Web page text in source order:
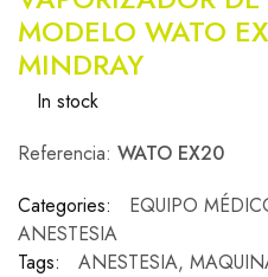
MODELO WATO
MINDRAY
In stock
Referencia: WATO EX20
Categories:
EQUIPO
ANESTESIA
Tags:
ANESTESIA,